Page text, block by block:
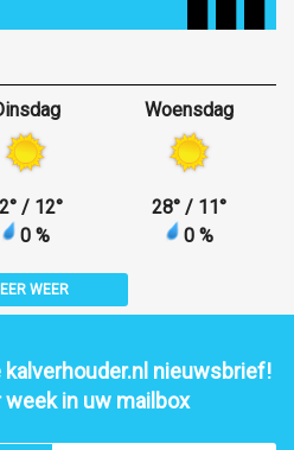
° / 12°
0 %
Woensdag
28° / 11°
0 %
WEER
kalverhouder.nl nieuwsbrief!
week in uw mailbox